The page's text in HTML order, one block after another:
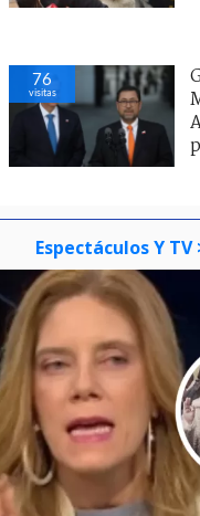
76
visitas
Espectáculos Y TV